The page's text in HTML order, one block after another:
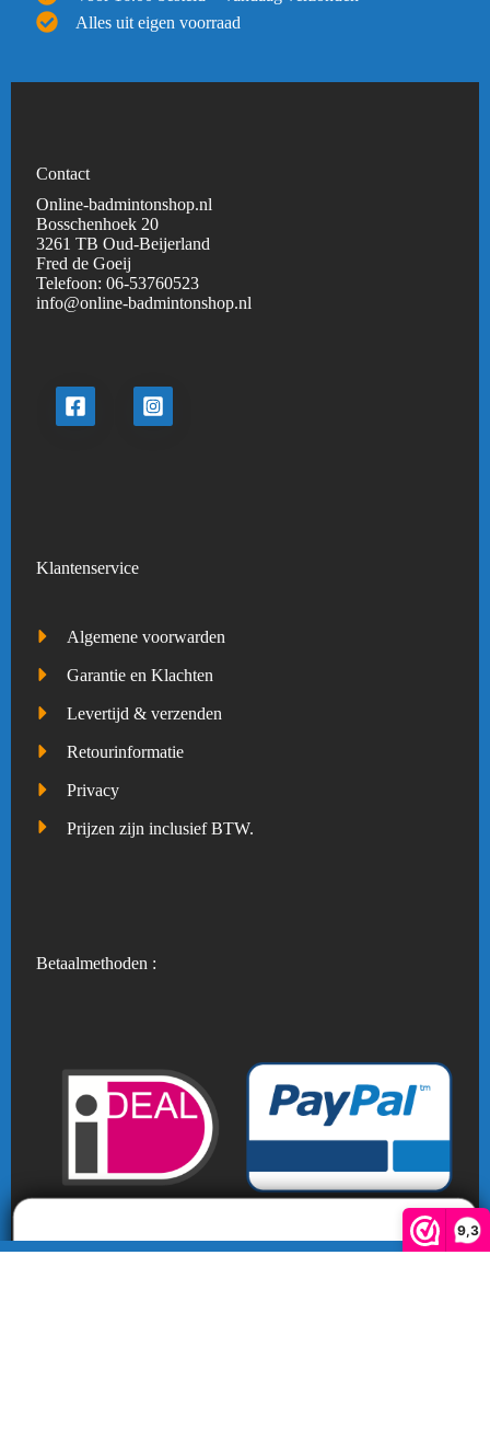
9,3
Alles uit eigen voorraad
Contact
Online-badmintonshop.nl
Bosschenhoek 20
3261 TB Oud-Beijerland
Fred de Goeij
Telefoon:06-53760523
info@online-badmintonshop.nl
Klantenservice
Algemene voorwarden
Garantie en Klachten
Levertijd & verzenden
Retourinformatie
Privacy
Prijzen zijn inclusief BTW.
Betaalmethoden :
Korting